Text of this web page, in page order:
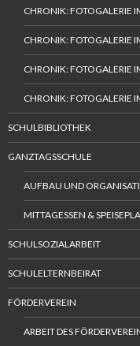
CHRONIK: FOTOGALERIE
CHRONIK: FOTOGALERIE
CHRONIK: FOTOGALERIE
CHRONIK: FOTOGALERIE
SCHULBIBLIOTHEK
GANZTAGSSCHULE
AUFBAU UND
MITTAGESSEN &
SCHULSOZIALARBEIT
SCHULELTERNBEIRAT
FÖRDERVEREIN
ARBEIT DES